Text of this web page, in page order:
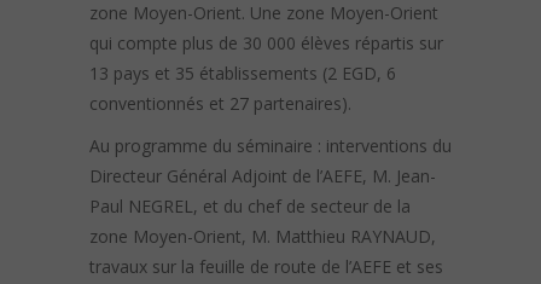
zone Moyen-Orient. Une zone Moyen-Orient
qui compte plus de 30 000 élèves répartis sur
13 pays et 35 établissements (2 EGD, 6
conventionnés et 27 partenaires).
Au programme du séminaire : interventions du
Directeur Général Adjoint de l’AEFE, M. Jean-
Paul NEGREL, et du chef de secteur de la
zone Moyen-Orient, M. Matthieu RAYNAUD,
travaux sur la feuille de route de l’AEFE et ses